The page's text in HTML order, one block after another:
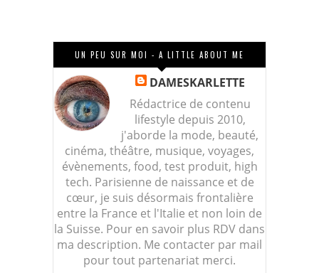
UN PEU SUR MOI - A LITTLE ABOUT ME
DAMESKARLETTE
Rédactrice de contenu
lifestyle depuis 2010,
j'aborde la mode, beauté,
cinéma, théâtre, musique, voyages,
évènements, food, test produit, high
tech. Parisienne de naissance et de
cœur, je suis désormais frontalière
entre la France et l'Italie et non loin de
la Suisse. Pour en savoir plus RDV dans
ma description. Me contacter par mail
pour tout partenariat merci.